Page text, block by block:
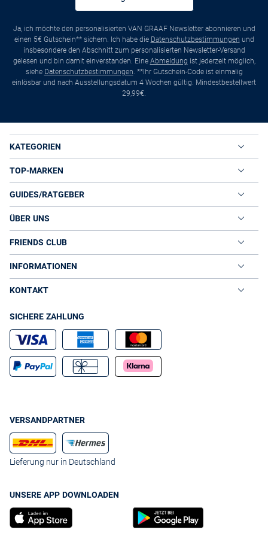
Ja, ich möchte den personalisierten VAN GRAAF Newsletter abonnieren und
einen 5€ Gutschein** sichern. Ich habe die Datenschutzbestimmungen und
insbesondere den Abschnitt zum personalisierten Newsletter-Versand
gelesen und bin damit einverstanden. Eine Abmeldung ist jederzeit möglich,
siehe Datenschutzbestimmungen . **Ihr Gutschein-Code ist einmalig
einlösbar und nach Ausstellungsdatum 4 Wochen gültig. Mindestbestellwert
29,99€.
KATEGORIEN
TOP-MARKEN
GUIDES/RATGEBER
ÜBER UNS
FRIENDS CLUB
INFORMATIONEN
KONTAKT
SICHERE ZAHLUNG
VERSANDPARTNER
Lieferung nur in Deutschland
UNSERE APP DOWNLOADEN